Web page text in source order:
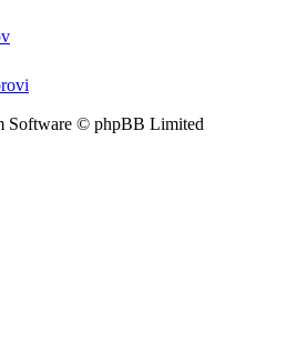
Software © phpBB Limited